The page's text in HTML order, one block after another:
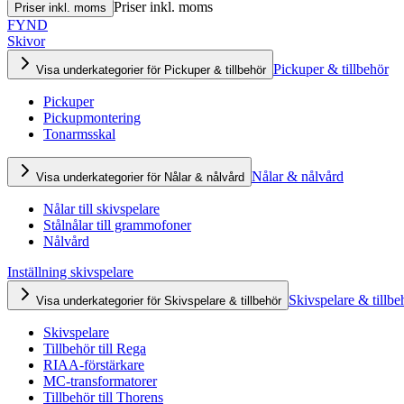
Priser inkl. moms Priser inkl. moms
FYND
Skivor
Visa underkategorier för Pickuper & tillbehör Pickuper & tillbehör
Pickuper
Pickupmontering
Tonarmsskal
Visa underkategorier för Nålar & nålvård Nålar & nålvård
Nålar till skivspelare
Stålnålar till grammofoner
Nålvård
Inställning skivspelare
Visa underkategorier för Skivspelare & tillbehör Skivspelare &
Skivspelare
Tillbehör till Rega
RIAA-förstärkare
MC-transformatorer
Tillbehör till Thorens